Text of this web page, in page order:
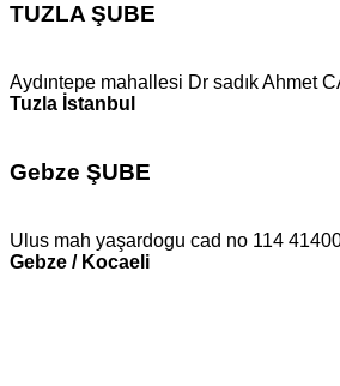
TUZLA ŞUBE
Aydıntepe mahallesi Dr sadık Ahmet
Tuzla İstanbul
Gebze ŞUBE
Ulus mah yaşardogu cad no 114
Gebze / Kocaeli